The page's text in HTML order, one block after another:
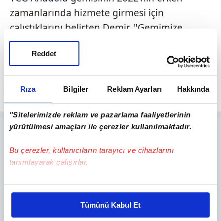
Rıza Bilgiler Reklam Ayarları Hakkında
"Sitelerimizde reklam ve pazarlama faaliyetlerinin
yürütülmesi amaçları ile çerezler kullanılmaktadır.
Bu çerezler, kullanıcıların tarayıcı ve cihazlarını
tanımlayarak çalışırlar.
Bu çerezlere izin vermeniz halinde sizlere özel
daha iyi reklam deneyimi yaşatabiliriz. Bunu yaparken
Tümünü Kabul Et
Reddet
zamanlarında hizmete girmesi için
çalıştıklarını belirten Demir, "Gemimize
orijinal dizaynında olduğu gibi önce hizmete
alıp, SİHA çalışmalarını olgunlaştırıp hazır
olduğunda entegre etme planımız var" diye
konuştu.